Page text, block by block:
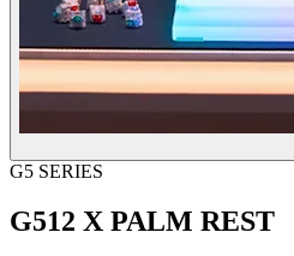
G5 SERIES
G512 X PALM REST